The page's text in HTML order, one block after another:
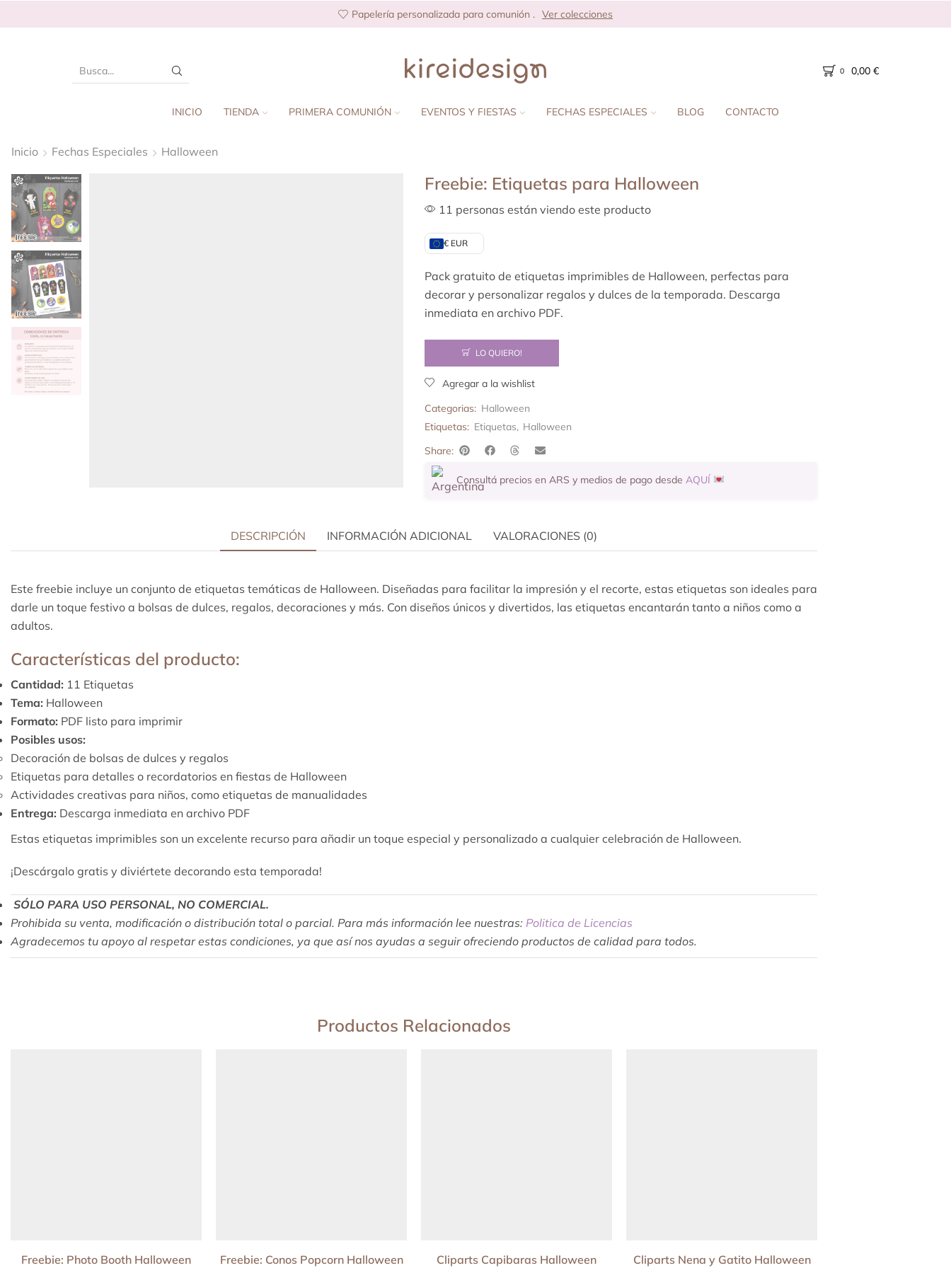
Papelería personalizada para comunión . Ver colecciones
0 0,00 €
INICIO TIENDA PRIMERA COMUNIÓN EVENTOS Y FIESTAS FECHAS ESPECIALES BLOG CONTACTO
Inicio Fechas Especiales Halloween
Freebie: Etiquetas para Halloween
11 personas están viendo este producto
€ EUR
Pack gratuito de etiquetas imprimibles de Halloween, perfectas para
decorar y personalizar regalos y dulces de la temporada. Descarga
inmediata en archivo PDF.
LO QUIERO!
Agregar a la wishlist
Categorias: Halloween
Etiquetas: Etiquetas, Halloween
Share:
Consultá precios en ARS y medios de pago desde AQUÍ
DESCRIPCIÓN INFORMACIÓN ADICIONAL VALORACIONES (0)
Este freebie incluye un conjunto de etiquetas temáticas de Halloween. Diseñadas para facilitar la impresión y el recorte, estas etiquetas son ideales para
darle un toque festivo a bolsas de dulces, regalos, decoraciones y más. Con diseños únicos y divertidos, las etiquetas encantarán tanto a niños como a
adultos.
Características del producto:
Cantidad: 11 Etiquetas
Tema: Halloween
Formato: PDF listo para imprimir
Posibles usos:
Decoración de bolsas de dulces y regalos
Etiquetas para detalles o recordatorios en fiestas de Halloween
Actividades creativas para niños, como etiquetas de manualidades
Entrega: Descarga inmediata en archivo PDF
Estas etiquetas imprimibles son un excelente recurso para añadir un toque especial y personalizado a cualquier celebración de Halloween.
¡Descárgalo gratis y diviértete decorando esta temporada!
SÓLO PARA USO PERSONAL, NO COMERCIAL.
Prohibida su venta, modificación o distribución total o parcial. Para más información lee nuestras: Politica de Licencias
Agradecemos tu apoyo al respetar estas condiciones, ya que así nos ayudas a seguir ofreciendo productos de calidad para todos.
Productos Relacionados
Freebie: Photo Booth Halloween Freebie: Conos Popcorn Halloween Cliparts Capibaras Halloween Cliparts Nena y Gatito Halloween